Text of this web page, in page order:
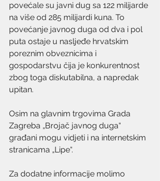
povećale su javni dug sa 122 milijarde
na više od 285 milijardi kuna. To
povećanje javnog duga od dva i pol
puta ostaje u nasljeđe hrvatskim
poreznim obveznicima i
gospodarstvu čija je konkurentnost
zbog toga diskutabilna, a napredak
upitan.
Osim na glavnim trgovima Grada
Zagreba „Brojač javnog duga“
građani mogu vidjeti i na internetskim
stranicama „Lipe“.
Za dodatne informacije molimo